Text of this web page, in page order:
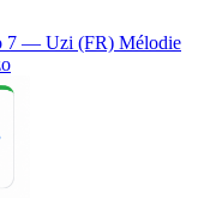
7 — Uzi (FR) Mélodie